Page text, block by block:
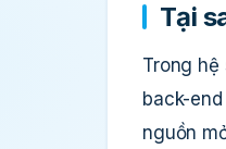
Tại
Trong
back-
nguồn